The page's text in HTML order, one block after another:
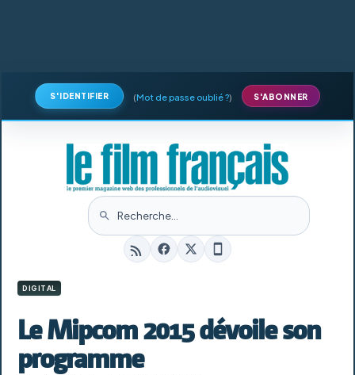
S'IDENTIFIER (Mot de passe oublié ?) S'ABONNER
DIGITAL
Le Mipcom 2015 dévoile son
programme